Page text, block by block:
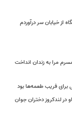
از خیابان سر درآوردم
مرا به زندان انداخت
برای فریب طعمه‌ها بود
در لندکروز دختران جوان